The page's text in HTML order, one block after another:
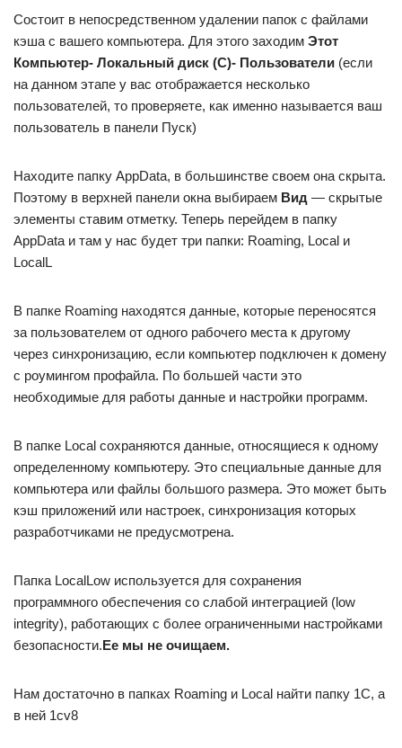
Состоит в непосредственном удалении папок с файлами
кэша с вашего компьютера. Для этого заходим Этот
Компьютер- Локальный диск (С)- Пользователи (если
на данном этапе у вас отображается несколько
пользователей, то проверяете, как именно называется ваш
пользователь в панели Пуск)
Находите папку AppData, в большинстве своем она скрыта.
Поэтому в верхней панели окна выбираем Вид — скрытые
элементы ставим отметку. Теперь перейдем в папку
AppData и там у нас будет три папки: Roaming, Local и
LocalL
В папке Roaming находятся данные, которые переносятся
за пользователем от одного рабочего места к другому
через синхронизацию, если компьютер подключен к домену
с роумингом профайла. По большей части это
необходимые для работы данные и настройки программ.
В папке Local сохраняются данные, относящиеся к одному
определенному компьютеру. Это специальные данные для
компьютера или файлы большого размера. Это может быть
кэш приложений или настроек, синхронизация которых
разработчиками не предусмотрена.
Папка LocalLow используется для сохранения
программного обеспечения со слабой интеграцией (low
integrity), работающих с более ограниченными настройками
безопасности.Ее мы не очищаем.
Нам достаточно в папках Roaming и Local найти папку 1C, а
в ней 1cv8